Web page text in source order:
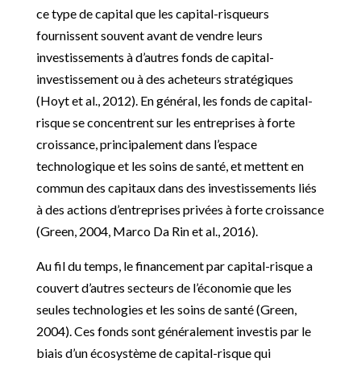
ce type de capital que les capital-risqueurs
fournissent souvent avant de vendre leurs
investissements à d’autres fonds de capital-
investissement ou à des acheteurs stratégiques
(Hoyt et al., 2012). En général, les fonds de capital-
risque se concentrent sur les entreprises à forte
croissance, principalement dans l’espace
technologique et les soins de santé, et mettent en
commun des capitaux dans des investissements liés
à des actions d’entreprises privées à forte croissance
(Green, 2004, Marco Da Rin et al., 2016).
Au fil du temps, le financement par capital-risque a
couvert d’autres secteurs de l’économie que les
seules technologies et les soins de santé (Green,
2004). Ces fonds sont généralement investis par le
biais d’un écosystème de capital-risque qui